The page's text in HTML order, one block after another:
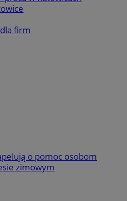
firm
o pomoc osobom
zimowym